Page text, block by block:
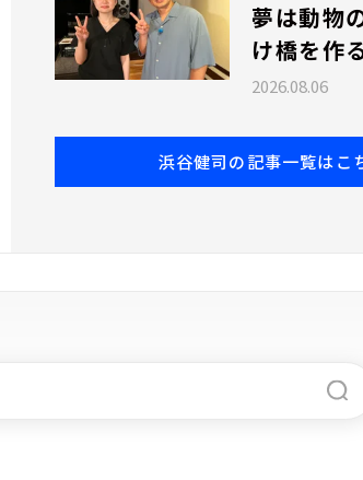
夢は動物
け橋を作
トは動物
藤暖華さ
2026.08.06
浜谷健司の記事一覧はこ